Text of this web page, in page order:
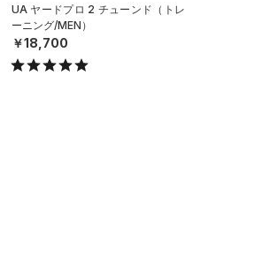
UA ヤードプロ 2 チューンド（トレ
ーニング/MEN）
￥18,700